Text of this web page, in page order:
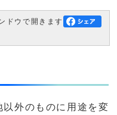
ドウで開きます
外のものに用途を変